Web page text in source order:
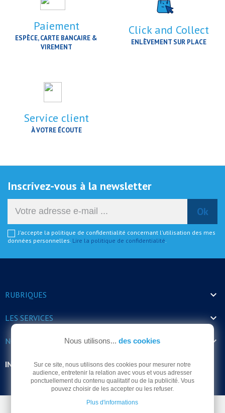
Paiement
ESPÈCE, CARTE BANCAIRE &
VIREMENT
Click and Collect
ENLÈVEMENT SUR PLACE
Service client
À VOTRE ÉCOUTE
Inscrivez-vous à la newsletter
J'accepte la politique de confidentialité concernant l'utilisation des mes
données personnelles. Lire la politique de confidentialité
RUBRIQUES 
LES SERVICES 
NOS HORAIRES 
INFORMATIONS
Nous utilisons... des cookies
Sur ce site, nous utilisons des cookies pour mesurer notre
audience, entretenir la relation avec vous et vous adresser
ponctuellement du contenu qualitatif ou de la publicité. Vous
pouvez choisir de les accepter ou les refuser.
Plus d'informations